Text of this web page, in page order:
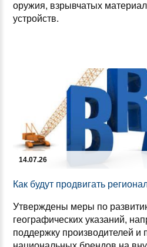
оружия, взрывчатых
устройств.
14.07.26
Как бу­дут прод­ви­гать
Утверждены меры по
географических указаний,
поддержку производителей и